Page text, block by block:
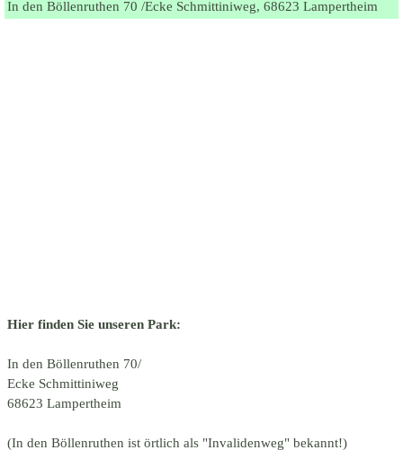
In den Böllenruthen 70 /Ecke Schmittiniweg, 68623 Lampertheim
Hier finden Sie unseren Park:
In den Böllenruthen 70/
Ecke Schmittiniweg
68623 Lampertheim
(In den Böllenruthen ist örtlich als "Invalidenweg" bekannt!)